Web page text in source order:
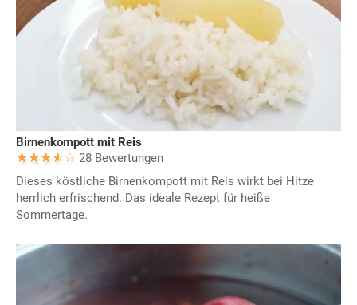
Birnenkompott mit Reis
28 Bewertungen
Dieses köstliche Birnenkompott mit Reis wirkt bei Hitze
herrlich erfrischend. Das ideale Rezept für heiße
Sommertage.